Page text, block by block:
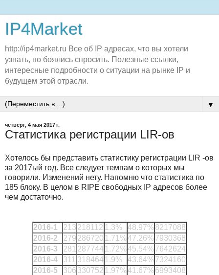
IP4Market
http://ip4market.ru Все об IP адресах, что вы хотели
узнать, но боялись спросить. Полезные ссылки,
интересные подробности о ситуации на рынке IP и
будущем этой отрасли.
▼
четверг, 4 мая 2017 г.
Статистика регистрации LIR-ов
Хотелось бы представить статистику регистрации LIR -ов
за 2017ый год. Все следует темпам о которых мы
говорили. Изменений нету. Напомню что статистика по
185 блоку. В целом в RIPE свободных IP адресов более
чем достаточно.
2016-1 213 218112 1.3% 48.97%8217088
2016-2
279 286720 1.71%47.26%7930368
2016-3
281 287744 1.72%45.54%7642624
2016-4
311 318464 1.9% 43.64%7324160
2016-5
306 330752 1.97%41.67%6993408